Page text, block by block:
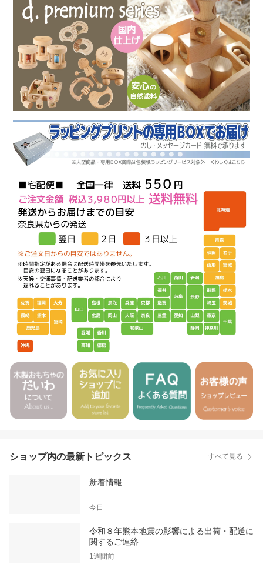
ショップ内の最新トピックス すべて見る
新着情報
今日
令和８年熊本地震の影響による出荷・配送に
関するご連絡
1週間前